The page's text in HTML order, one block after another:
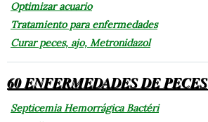
Optimizar acuario
Tratamiento para enfermedades
Curar peces, ajo, Metronidazol
60 ENFERMEDADES DE PECES
Septicemia Hemorrágica Bactéri